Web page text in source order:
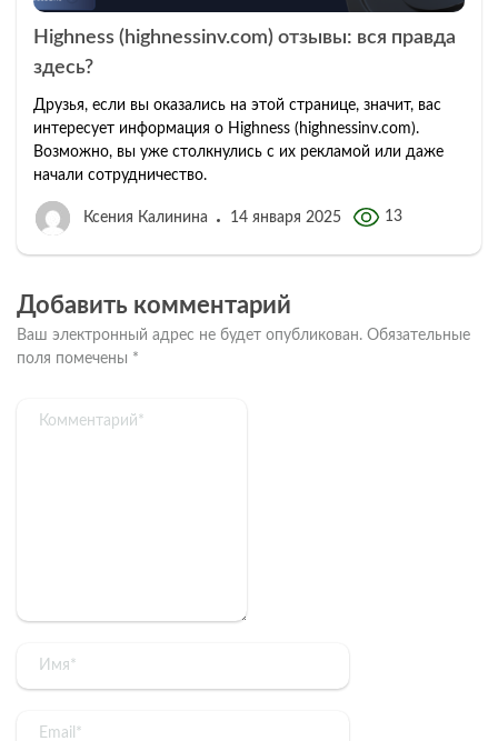
Highness (highnessinv.com) отзывы: вся правда
здесь?
Друзья, если вы оказались на этой странице, значит, вас
интересует информация о Highness (highnessinv.com).
Возможно, вы уже столкнулись с их рекламой или даже
начали сотрудничество.
Ксения Калинина 14 января 2025 13
Добавить комментарий
Ваш электронный адрес не будет опубликован. Обязательные
поля помечены *